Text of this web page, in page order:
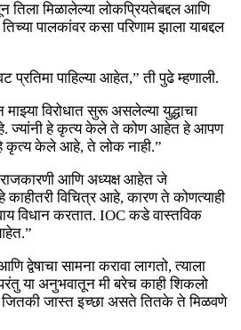
मिळालेल्या लोकप्रियतेबद्दल आणि
पालकांवर कसा परिणाम झाला याबद्दल
प्रतिमा पाहिल्या आहेत,” ती पुढे म्हणाली.
माझ्या विरोधात सुरू असलेल्या युद्धाचा
ज्यांनी हे कृत्य केले ते कोण आहेत हे आपण
कृत्य केले आहे, ते लोक नाही.”
आणि अध्यक्ष आहेत जे
काहीतरी विचित्र आहे, कारण ते कोणत्याही
विधान करतात. IOC कडे वास्तविक
द्वेषाचा सामना करावा लागतो, त्याला
या अनुभवातून मी बरेच काही शिकलो
जितकी जास्त इच्छा असते तितके ते मिळवणे